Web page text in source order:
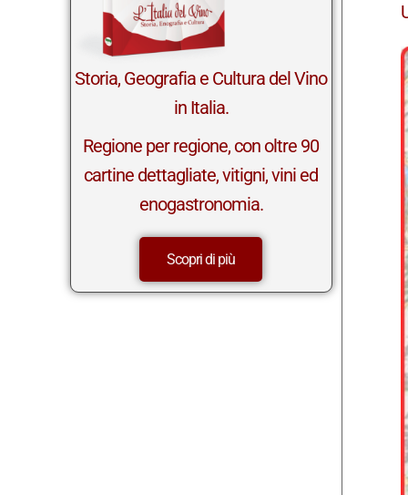
Storia, Geografia e Cultura del Vino
in Italia.
Regione per regione, con oltre 90
cartine dettagliate, vitigni, vini ed
enogastronomia.
Scopri di più